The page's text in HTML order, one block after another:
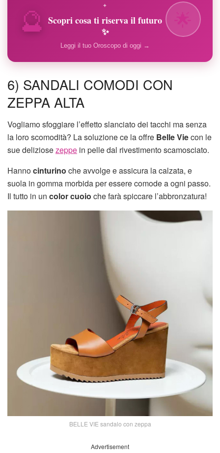
🔮 ✦
Scopri cosa ti riserva il futuro
✨
Leggi il tuo Oroscopo di oggi →
6) SANDALI COMODI CON
ZEPPA ALTA
Vogliamo sfoggiare l’effetto slanciato dei tacchi ma senza
la loro scomodità? La soluzione ce la offre Belle Viecon le
sue deliziosezeppe in pelle dal rivestimento scamosciato.
Hannocinturino che avvolge e assicura la calzata, e
suola in gomma morbida per essere comode a ogni passo.
Il tutto in un color cuoio che farà spiccare l’abbronzatura!
BELLE VIE sandalo con zeppa
Advertisement